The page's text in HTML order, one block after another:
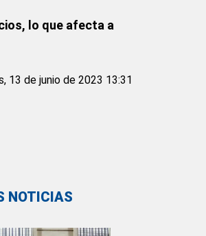
lo que afecta a
13 de junio de 2023 13:31
NOTICIAS